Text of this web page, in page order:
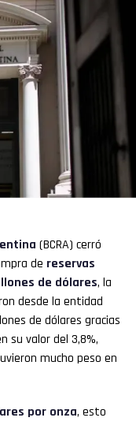
(BCRA) cerró
de reservas
de dólares, la
desde la entidad
de dólares gracias
su valor del 3,8%,
mucho peso en
por onza, esto